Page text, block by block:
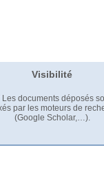
Visibilité
Les documents déposés
par les moteurs de
(Google Scholar,…).